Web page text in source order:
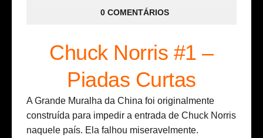
0 COMENTÁRIOS
Chuck Norris #1 –
Piadas Curtas
A Grande Muralha da China foi originalmente
construída para impedir a entrada de Chuck Norris
naquele país. Ela falhou miseravelmente.